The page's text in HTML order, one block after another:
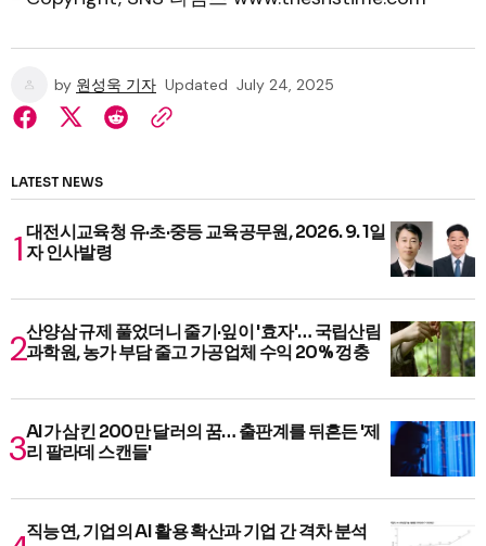
by 원성욱 기자 Updated July 24, 2025
LATEST NEWS
대전시교육청 유·초·중등 교육공무원, 2026. 9. 1일
자 인사발령
산양삼 규제 풀었더니 줄기·잎이 '효자'… 국립산림
과학원, 농가 부담 줄고 가공업체 수익 20% 껑충
AI가 삼킨 200만 달러의 꿈… 출판계를 뒤흔든 '제
리 팔라데 스캔들'
직능연, 기업의 AI 활용 확산과 기업 간 격차 분석